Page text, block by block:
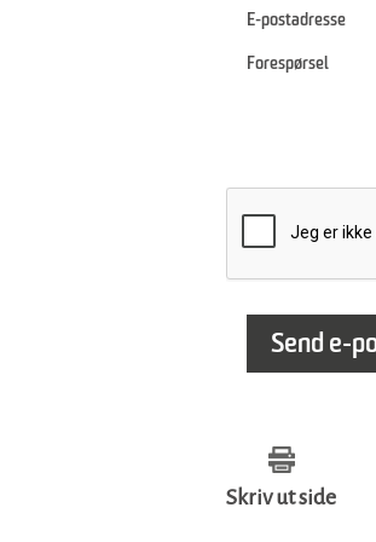
E-postadresse
Forespørsel
Skriv ut side